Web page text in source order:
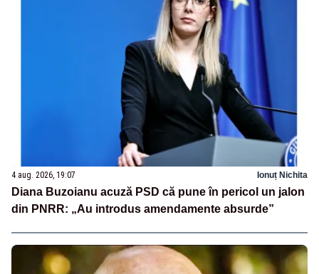
4 aug. 2026, 19:07 Ionuț Nichita
Diana Buzoianu acuză PSD că pune în pericol un jalon
din PNRR: „Au introdus amendamente absurde”